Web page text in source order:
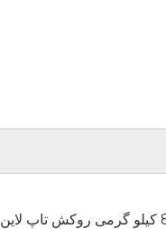
این چرخ غلتکی درب کشویی آویز کمد